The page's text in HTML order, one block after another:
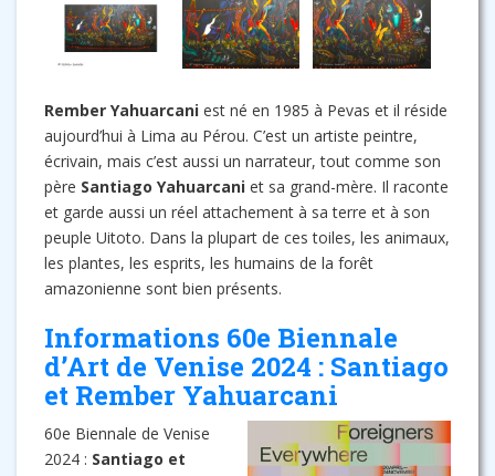
Rember Yahuarcani est né en 1985 à Pevas et il réside
aujourd’hui à Lima au Pérou. C’est un artiste peintre,
écrivain, mais c’est aussi un narrateur, tout comme son
père Santiago Yahuarcani et sa grand-mère. Il raconte
et garde aussi un réel attachement à sa terre et à son
peuple Uitoto. Dans la plupart de ces toiles, les animaux,
les plantes, les esprits, les humains de la forêt
amazonienne sont bien présents.
Informations 60e Biennale
d’Art de Venise 2024 : Santiago
et Rember Yahuarcani
60e Biennale de Venise
2024 : Santiago et